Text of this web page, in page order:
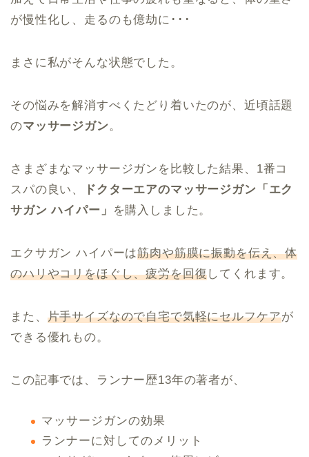
が慢性化し、走るのも億劫に･･･
まさに私がそんな状態でした。
その悩みを解消すべくたどり着いたのが、近頃話題
のマッサージガン。
さまざまなマッサージガンを比較した結果、1番コ
スパの良い、
ドクターエアのマッサージガン「エク
サガン ハイパー」
を購入しました。
エクサガン ハイパーは筋肉や筋膜に振動を伝え、体
のハリやコリをほぐし、疲労を回復してくれます。
また、 片手サイズなので自宅で気軽にセルフケアが
できる優れもの。
この記事では、ランナー歴13年の著者が、
マッサージガンの効果
ランナーに対してのメリット